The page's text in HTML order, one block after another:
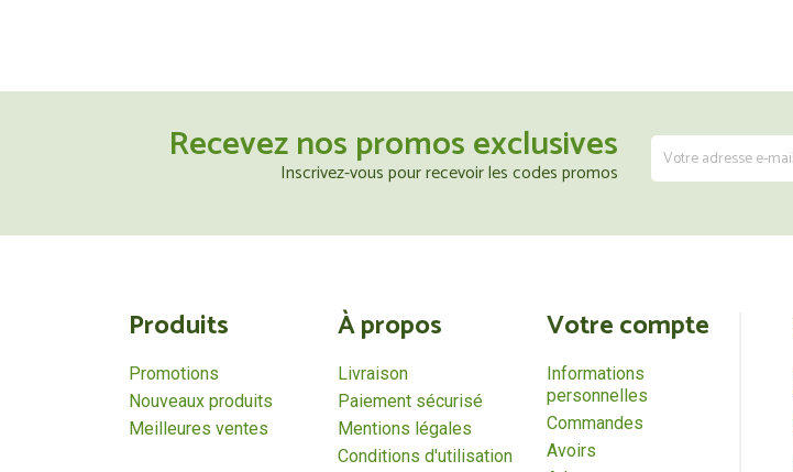
Recevez nos promos exclusives
Inscrivez-vous pour recevoir les codes promos
Produits
Promotions
Nouveaux produits
Meilleures ventes
À propos
Livraison
Paiement sécurisé
Mentions légales
Conditions d'utilisation
Votre compte
Informations
personnelles
Commandes
Avoirs